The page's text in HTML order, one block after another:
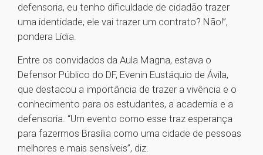
defensoria, eu tenho dificuldade de cidadão trazer
uma identidade, ele vai trazer um contrato? Não!”,
pondera Lídia.
Entre os convidados da Aula Magna, estava o
Defensor Público do DF, Evenin Eustáquio de Ávila,
que destacou a importância de trazer a vivência e o
conhecimento para os estudantes, a academia e a
defensoria. “Um evento como esse traz esperança
para fazermos Brasília como uma cidade de pessoas
melhores e mais sensíveis”, diz.